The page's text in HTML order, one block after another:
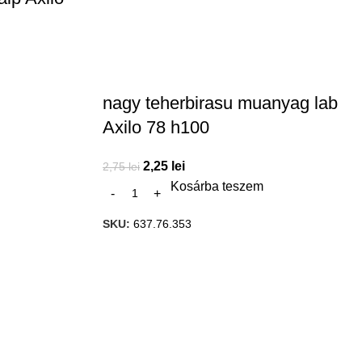
nagy teherbirasu muanyag lab
Axilo 78 h100
2,75lei 2,25 lei
Kosárba teszem
SKU: 637.76.353